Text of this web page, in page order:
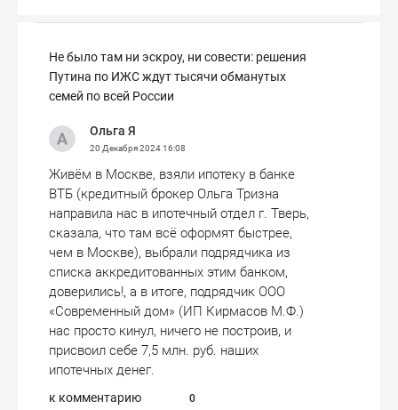
Не было там ни эскроу, ни совести: решения
Путина по ИЖС ждут тысячи обманутых
семей по всей России
Ольга Я
20 Декабря 202416:08
Живём в Москве, взяли ипотеку в банке
ВТБ (кредитный брокер Ольга Тризна
направила нас в ипотечный отдел г. Тверь,
сказала, что там всё оформят быстрее,
чем в Москве), выбрали подрядчика из
списка аккредитованных этим банком,
доверились!, а в итоге, подрядчик ООО
«Современный дом» (ИП Кирмасов М.Ф.)
нас просто кинул, ничего не построив, и
присвоил себе 7,5 млн. руб. наших
ипотечных денег.
к комментарию 0